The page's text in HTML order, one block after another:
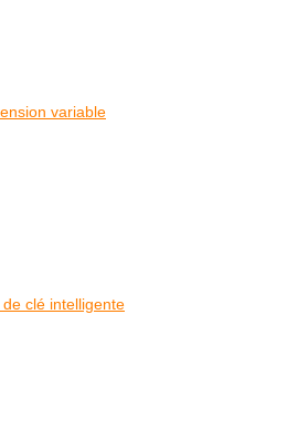
variable
clé intelligente